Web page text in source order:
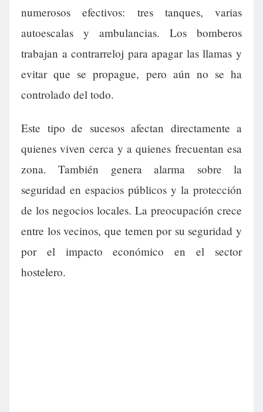
numerosos efectivos: tres tanques, varias
autoescalas y ambulancias. Los bomberos
trabajan a contrarreloj para apagar las llamas y
evitar que se propague, pero aún no se ha
controlado del todo.
Este tipo de sucesos afectan directamente a
quienes viven cerca y a quienes frecuentan esa
zona. También genera alarma sobre la
seguridad en espacios públicos y la protección
de los negocios locales. La preocupación crece
entre los vecinos, que temen por su seguridad y
por el impacto económico en el sector
hostelero.